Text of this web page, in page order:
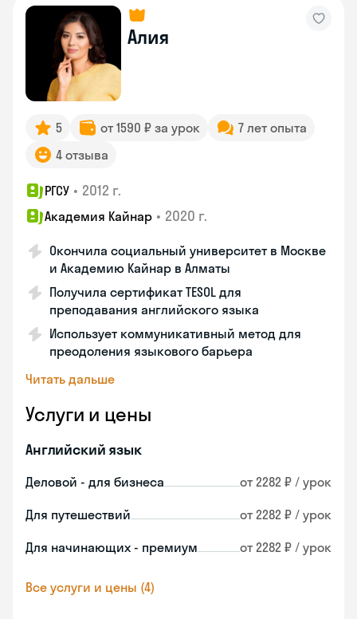
Алия
5 от 1590 ₽ за урок
7 лет опыта
4 отзыва
РГСУ • 2012 г.
Академия Кайнар • 2020 г.
Окончила социальный университет в Москве
и Академию Кайнар в Алматы
Получила сертификат TESOL для
преподавания английского языка
Использует коммуникативный метод для
преодоления языкового барьера
Читать дальше
Услуги и цены
Английский язык
Деловой - для бизнеса от 2282 ₽ / урок
Для путешествий от 2282 ₽ / урок
Для начинающих - премиум от 2282 ₽ / урок
Все услуги и цены (4)